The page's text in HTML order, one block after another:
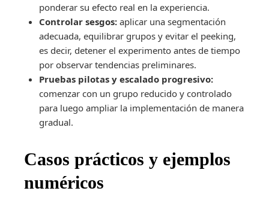
ponderar su efecto real en la experiencia.
Controlar sesgos: aplicar una segmentación
adecuada, equilibrar grupos y evitar el peeking,
es decir, detener el experimento antes de tiempo
por observar tendencias preliminares.
Pruebas pilotas y escalado progresivo:
comenzar con un grupo reducido y controlado
para luego ampliar la implementación de manera
gradual.
Casos prácticos y ejemplos
numéricos